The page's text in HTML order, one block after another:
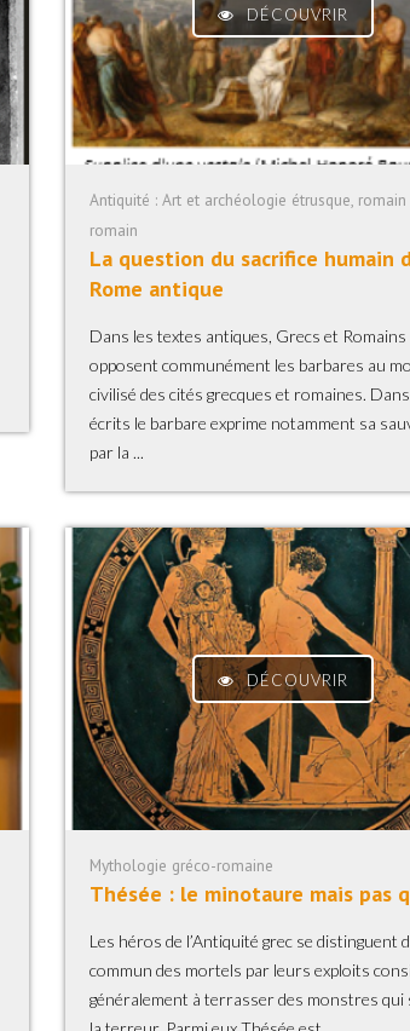
DÉCOUVRIR
Antiquité : Art et archéologie étrusque,
romain
La question du sacrifice humain
Rome antique
Dans les textes antiques, Grecs et Romains
opposent communément les barbares au
civilisé des cités grecques et romaines.
écrits le barbare exprime notamment sa
par la ...
DÉCOUVRIR
Mythologie gréco-romaine
Thésée : le minotaure mais pas
Les héros de l’Antiquité grec se distinguent
commun des mortels par leurs exploits
généralement à terrasser des monstres qui